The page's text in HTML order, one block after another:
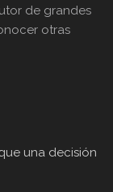
de grandes
otras
una decisión